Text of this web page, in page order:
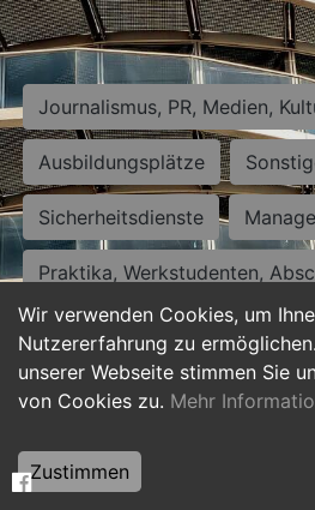
Wir verwenden Cookies, um
Nutzererfahrung zu
unserer Webseite stimmen Sie
von Cookies zu. Mehr
Zustimmen
Journalismus, PR, Medien,
Ausbildungsplätze
Sicherheitsdienste
Praktika, Werkstudenten,
Personalwesen Assistenz,
Hilfskräfte, Aushilfs- und
Weiterbildung, Studium, duale